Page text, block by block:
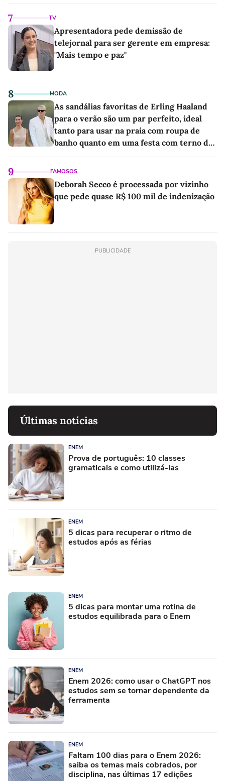
7 TV
Apresentadora pede demissão de
telejornal para ser gerente em empresa:
"Mais tempo e paz"
8 MODA
As sandálias favoritas de Erling Haaland
para o verão são um par perfeito, ideal
tanto para usar na praia com roupa de
banho quanto em uma festa com terno de
9 FAMOSOS
Deborah Secco é processada por vizinho
que pede quase R$ 100 mil de indenização
PUBLICIDADE
Últimas notícias
ENEM
Prova de português: 10 classes
gramaticais e como utilizá-las
ENEM
5 dicas para recuperar o ritmo de
estudos após as férias
ENEM
5 dicas para montar uma rotina de
estudos equilibrada para o Enem
ENEM
Enem 2026: como usar o ChatGPT nos
estudos sem se tornar dependente da
ferramenta
ENEM
Faltam 100 dias para o Enem 2026:
saiba os temas mais cobrados, por
disciplina, nas últimas 17 edições